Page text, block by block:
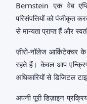
Bernstein एक वेब
परिसंपत्तियों को पंजीकृत
से मान्यता प्राप्त हैं और
ज़ीरो-नॉलेज आर्किटेक्चर
रहते हैं। केवल आप
अधिकारियों से डिजिटल
अपनी पूरी डिज़ाइन